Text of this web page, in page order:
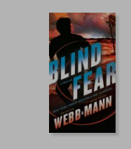
45%
dcto.